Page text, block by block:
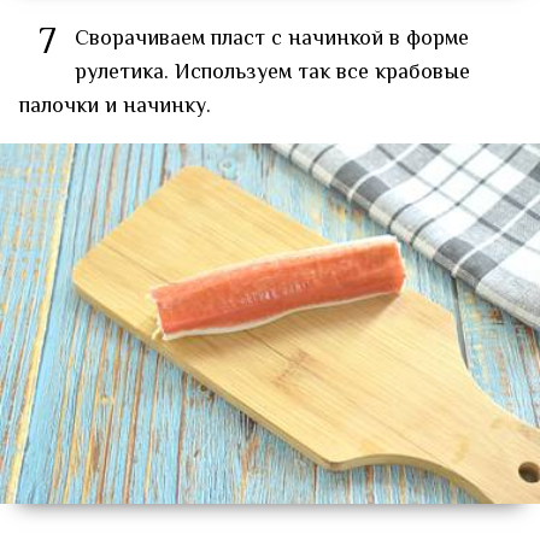
7
Сворачиваем пласт с начинкой в форме
рулетика. Используем так все крабовые
палочки и начинку.